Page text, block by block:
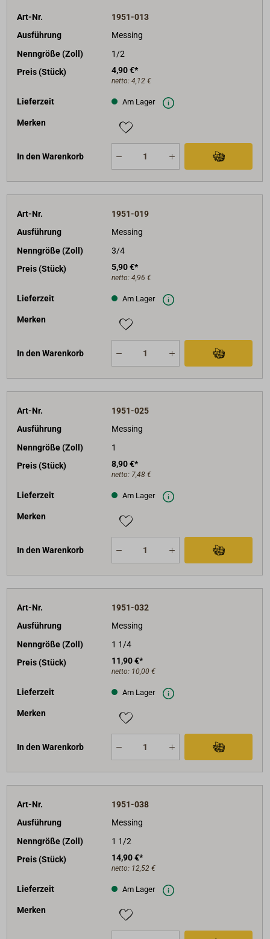
Art-Nr.
1951-013
Ausführung
Messing
Nenngröße (Zoll)
1/2
Preis (Stück)
4,90 €*
netto: 4,12 €
Lieferzeit Am Lager
Merken
In den Warenkorb
Art-Nr.
1951-019
Ausführung
Messing
Nenngröße (Zoll)
3/4
Preis (Stück)
5,90 €*
netto: 4,96 €
Lieferzeit Am Lager
Merken
In den Warenkorb
Art-Nr.
1951-025
Ausführung
Messing
Nenngröße (Zoll)
1
Preis (Stück)
8,90 €*
netto: 7,48 €
Lieferzeit Am Lager
Merken
In den Warenkorb
Art-Nr.
1951-032
Ausführung
Messing
Nenngröße (Zoll)
1 1/4
Preis (Stück)
11,90 €*
netto: 10,00 €
Lieferzeit Am Lager
Merken
In den Warenkorb
Art-Nr.
1951-038
Ausführung
Messing
Nenngröße (Zoll)
1 1/2
Preis (Stück)
14,90 €*
netto: 12,52 €
Lieferzeit Am Lager
Merken